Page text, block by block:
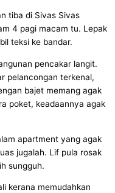
tiba di Sivas Sivas
4 pagi macam tu. Lepak
teksi ke bandar.
pencakar langit.
pelancongan terkenal,
bajet memang agak
poket, keadaannya agak
apartment yang agak
jugalah. Lif pula rosak
sungguh.
kerana memudahkan